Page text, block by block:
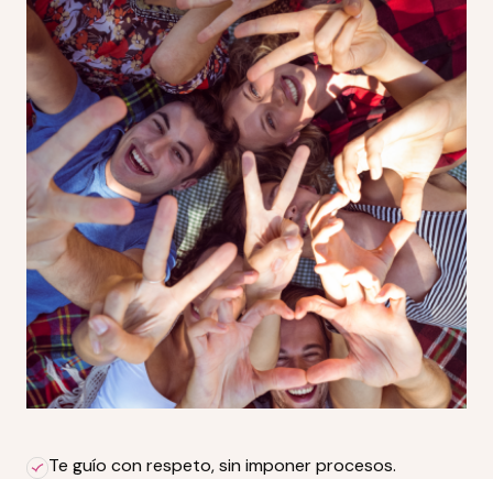
Te guío con respeto, sin imponer procesos.